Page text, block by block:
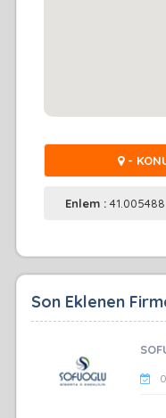
-
Enlem :41.005488
Son Eklenen